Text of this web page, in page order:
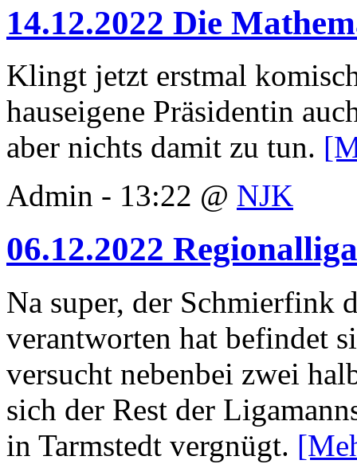
14.12.2022 Die
Klingt jetzt erstmal
hauseigene Präsidentin
aber nichts damit zu tun.
Admin - 13:22 @ NJK
06.12.2022
Na super, der Schmierfink
verantworten hat befindet
versucht nebenbei zwei
sich der Rest der
in Tarmstedt vergnügt.